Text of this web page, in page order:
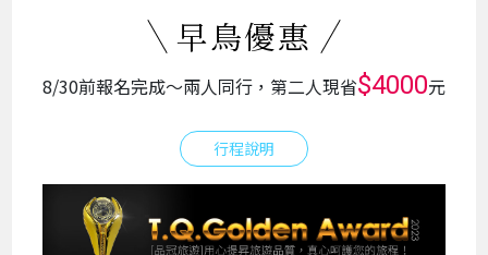
早鳥優惠
8/30前報名完成～兩人同行，第二人現省$4000元
行程說明